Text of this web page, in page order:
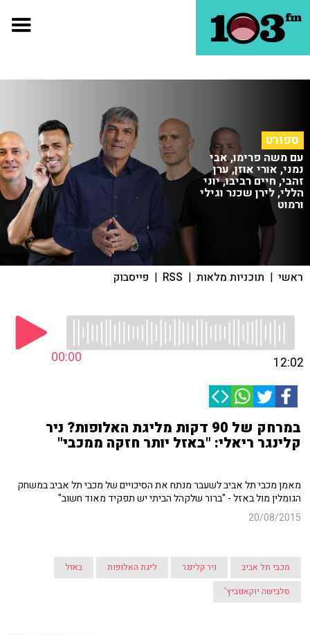
ספורט
עם משה פרימו, אבי
נמני, אורי אוזן, ערן
זהבי, חיים רביבו, יוני
הללי, לירן שכנר וגילי
ורמוט
ראשי | תוכניות מלאות |
RSS
| פייסבוק
00:00 12:02
במרחק של 90 דקות מליגת האלופות? ניר
קלינגר ריאלי: "באזל יותר חזקה ממכבי"
מאמן מכבי תל אביב לשעבר מנתח את הסיכויים של מכבי תל אביב במשחק
הגומלין מול באזל - "ברור שלקהל הביתי יש תפקיד מאוד חשוב"
20/08/2015
מכבי תל אביב ניר קלינגר ליגת האלופות
באזל
סלבישה יוקאנוביץ'